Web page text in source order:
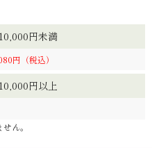
円未満
円（税込）
円以上
ん。